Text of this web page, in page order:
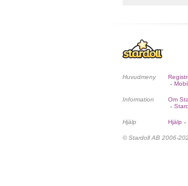
Huvudmeny
•
Information Om
•
Hjälp Hjälp •
© Stardoll AB 2006-